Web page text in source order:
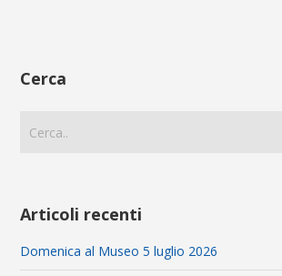
Cerca
Articoli recenti
Domenica al Museo 5 luglio 2026